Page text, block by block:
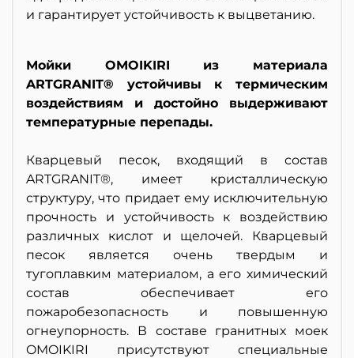
и гарантирует устойчивость к выцветанию.
Мойки OMOIKIRI из материала
ARTGRANIT® устойчивы к термическим
воздействиям и достойно выдерживают
температурные перепады.
Кварцевый песок, входящий в состав
ARTGRANIT®, имеет кристаллическую
структуру, что придает ему исключительную
прочность и устойчивость к воздействию
различных кислот и щелочей. Кварцевый
песок является очень твердым и
тугоплавким материалом, а его химический
состав обеспечивает его
пожаробезопасность и повышенную
огнеупорность. В составе гранитных моек
OMOIKIRI присутствуют специальные